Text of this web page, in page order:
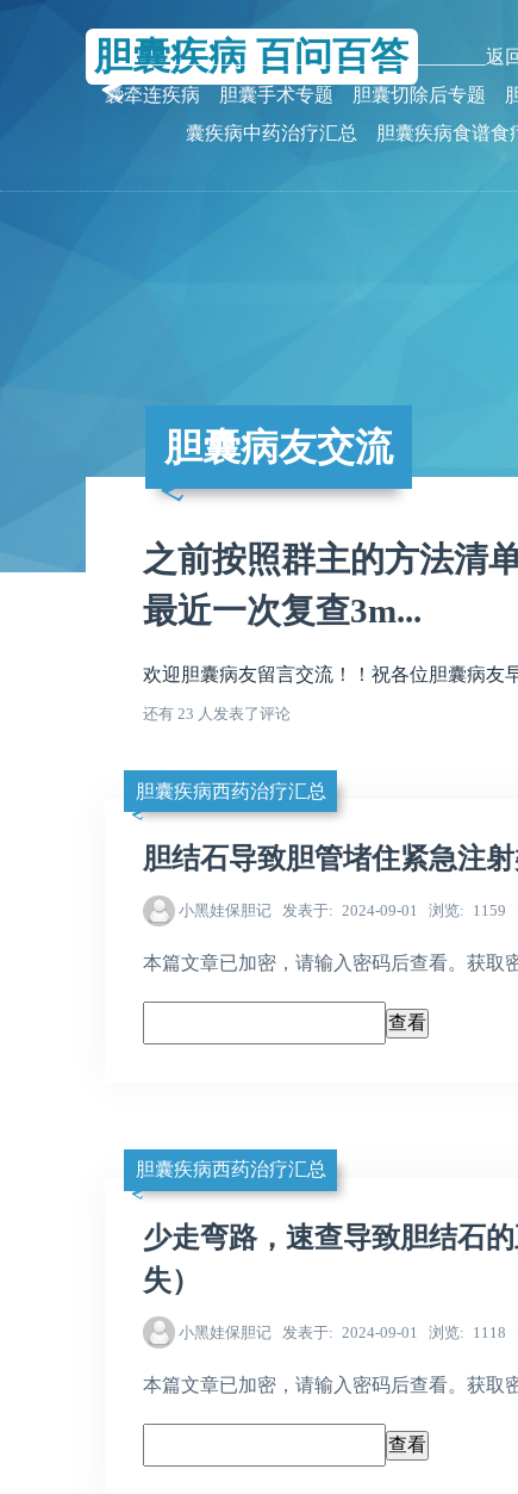
胆囊疾病 百问百答
_______________________________________返
囊牵连疾病
胆囊手术专题 胆囊切除后专题
囊疾病中药治疗汇总
胆囊疾病食谱食
胆囊病友交流
之前按照群主的方法清
最近一次复查3m...
欢迎胆囊病友留言交流！！祝各位胆囊病友
还有 23 人发表了评论
胆囊疾病西药治疗汇总
胆结石导致胆管堵住紧急注
小黑娃保胆记 发表于 2024-09-01 浏览 1159
本篇文章已加密，请输入密码后查看。获取
胆囊疾病西药治疗汇总
少走弯路，速查导致胆结石
失）
小黑娃保胆记 发表于 2024-09-01 浏览 1118
本篇文章已加密，请输入密码后查看。获取